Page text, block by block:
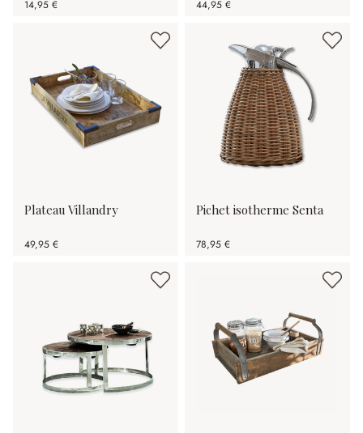
14,95 € 44,95 €
Plateau Villandry
49,95 €
Pichet isotherme Senta
78,95 €